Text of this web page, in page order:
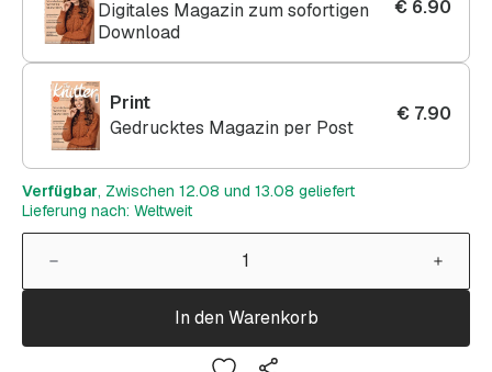
Digitales Magazin zum sofortigen
Download
€ 6.90
Print
Gedrucktes Magazin per Post
€ 7.90
Verfügbar, Zwischen 12.08 und 13.08 geliefert
Lieferung nach: Weltweit
In den Warenkorb